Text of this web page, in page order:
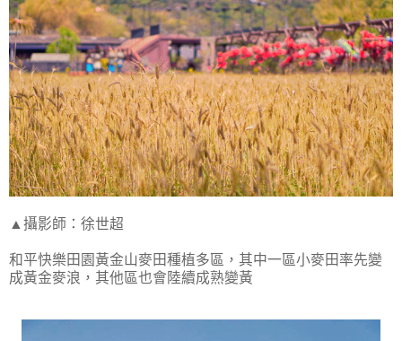
▲攝影師：徐世超
和平快樂田園黃金山麥田種植多區，其中一區小麥田率先變
成黃金麥浪，其他區也會陸續成熟變黃